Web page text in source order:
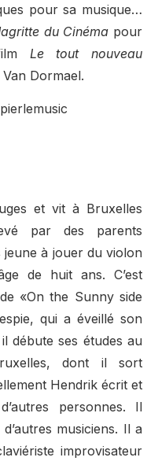
pour sa musique…
du Cinéma pour
Le tout nouveau
Dormael.
et vit à Bruxelles
par des parents
jeune à jouer du violon
de huit ans. C’est
«On the Sunny side
qui a éveillé son
débute ses études au
dont il sort
Hendrik écrit et
personnes. Il
musiciens. Il a
improvisateur